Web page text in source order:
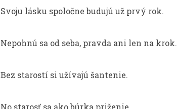
Svoju lásku spoločne budujú už prvý rok.
Nepohnú sa od seba, pravda ani len na krok.
Bez starostí si užívajú šantenie.
No starosť sa ako búrka priženie.